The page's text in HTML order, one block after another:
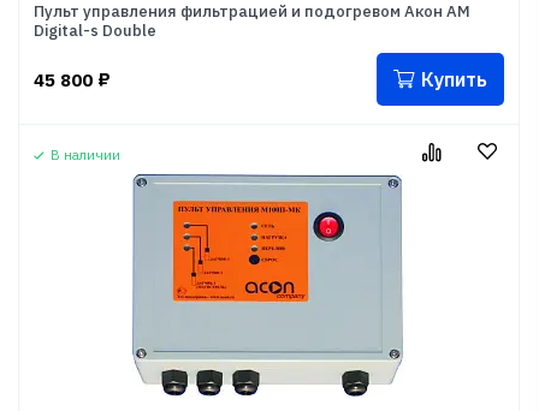
Пульт управления фильтрацией и подогревом Акон АМ
Digital-s Double
45 800 ₽ Купить
В наличии